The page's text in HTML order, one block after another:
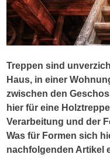
Treppen sind
Haus, in einer
zwischen den
hier für eine
Verarbeitung und der
Was für Formen sich
nachfolgenden Artikel